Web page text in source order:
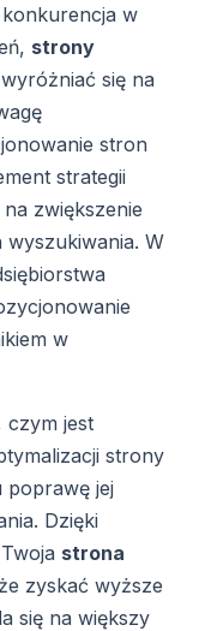
w
strony
się na
stron
strategii
zwiększenie
W
w
czym jest
strony
poprawę jej
Dzięki
strona
zyskać wyższe
się na większy